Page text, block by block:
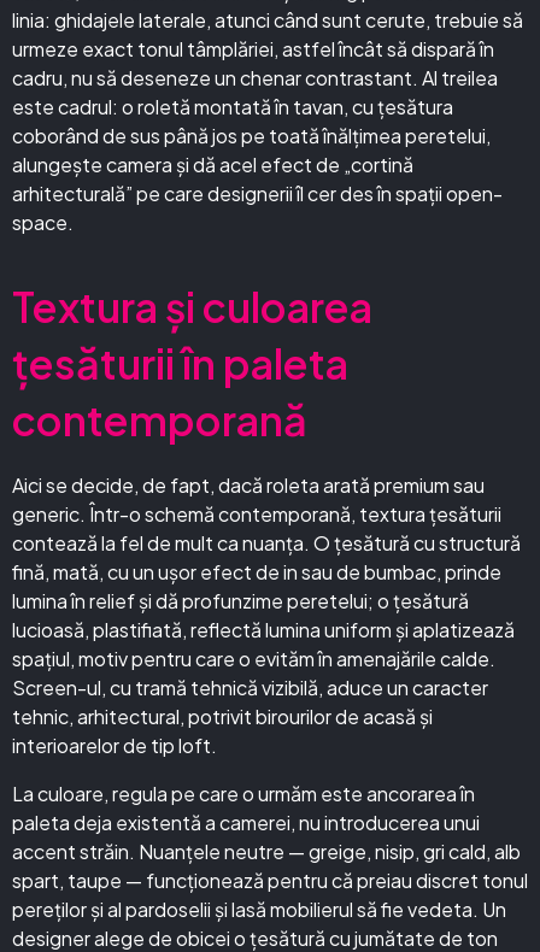
linia: ghidajele laterale, atunci când sunt cerute, trebuie să
urmeze exact tonul tâmplăriei, astfel încât să dispară în
cadru, nu să deseneze un chenar contrastant. Al treilea
este cadrul: o roletă montată în tavan, cu țesătura
coborând de sus până jos pe toată înălțimea peretelui,
alungește camera și dă acel efect de „cortină
arhitecturală” pe care designerii îl cer des în spații open-
space.
Textura și culoarea
țesăturii în paleta
contemporană
Aici se decide, de fapt, dacă roleta arată premium sau
generic. Într-o schemă contemporană, textura țesăturii
contează la fel de mult ca nuanța. O țesătură cu structură
fină, mată, cu un ușor efect de in sau de bumbac, prinde
lumina în relief și dă profunzime peretelui; o țesătură
lucioasă, plastifiată, reflectă lumina uniform și aplatizează
spațiul, motiv pentru care o evităm în amenajările calde.
Screen-ul, cu tramă tehnică vizibilă, aduce un caracter
tehnic, arhitectural, potrivit birourilor de acasă și
interioarelor de tip loft.
La culoare, regula pe care o urmăm este ancorarea în
paleta deja existentă a camerei, nu introducerea unui
accent străin. Nuanțele neutre — greige, nisip, gri cald, alb
spart, taupe — funcționează pentru că preiau discret tonul
pereților și al pardoselii și lasă mobilierul să fie vedeta. Un
designer alege de obicei o țesătură cu jumătate de ton